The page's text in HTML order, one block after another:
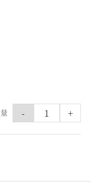
+
-